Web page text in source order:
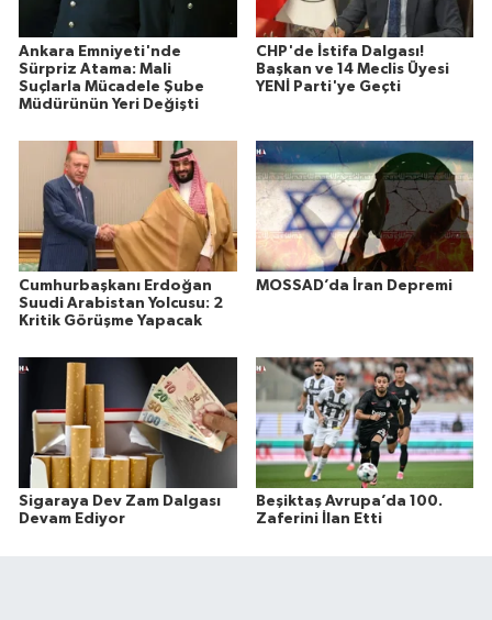
Ankara Emniyeti'nde
Sürpriz Atama: Mali
Suçlarla Mücadele Şube
Müdürünün Yeri Değişti
CHP'de İstifa Dalgası!
Başkan ve 14 Meclis Üyesi
YENİ Parti'ye Geçti
Cumhurbaşkanı Erdoğan
Suudi Arabistan Yolcusu: 2
Kritik Görüşme Yapacak
MOSSAD’da İran Depremi
Sigaraya Dev Zam Dalgası
Devam Ediyor
Beşiktaş Avrupa’da 100.
Zaferini İlan Etti